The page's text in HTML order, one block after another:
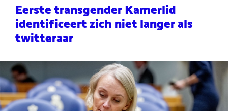
Eerste transgender Kamerlid
identificeert zich niet langer als
twitteraar